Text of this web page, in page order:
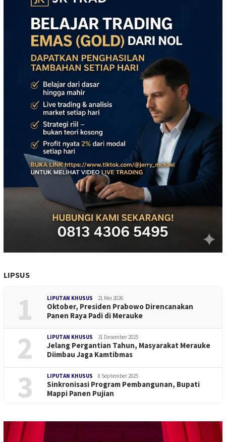
LIPSUS
1 LIPUTAN KHUSUS 21 Mei 2026
Oktober, Presiden Prabowo Direncanakan
Panen Raya Padi di Merauke
2 LIPUTAN KHUSUS 31 Desember 2025
Jelang Pergantian Tahun, Masyarakat Merauke
Diimbau Jaga Kamtibmas
3 LIPUTAN KHUSUS 8 September 2025
Sinkronisasi Program Pembangunan, Bupati
Mappi Panen Pujian